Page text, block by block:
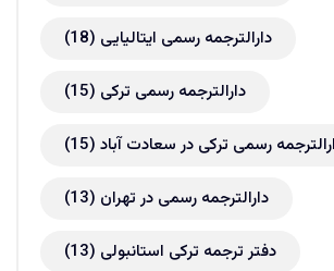
دارالترجمه رسمی ایتالیایی (18)
دارالترجمه رسمی ترکی (15)
رسمی ترکی در سعادت آباد (15)
دارالترجمه رسمی در تهران (13)
دفتر ترجمه ترکی استانبولی (13)